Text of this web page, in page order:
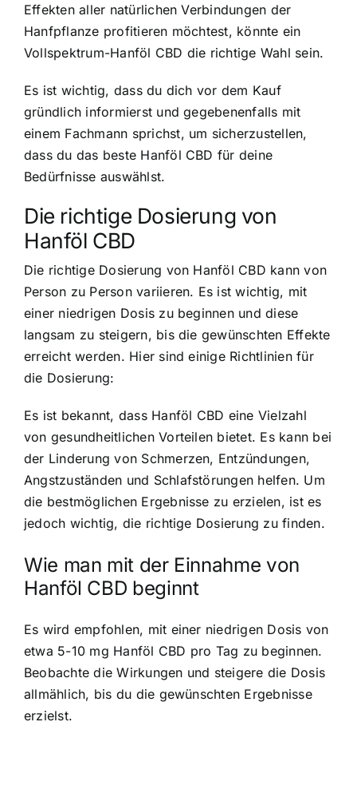
Effekten aller natürlichen Verbindungen der
Hanfpflanze profitieren möchtest, könnte ein
Vollspektrum-Hanföl CBD die richtige Wahl sein.
Es ist wichtig, dass du dich vor dem Kauf
gründlich informierst und gegebenenfalls mit
einem Fachmann sprichst, um sicherzustellen,
dass du das beste Hanföl CBD für deine
Bedürfnisse auswählst.
Die richtige Dosierung von
Hanföl CBD
Die richtige Dosierung von Hanföl CBD kann von
Person zu Person variieren. Es ist wichtig, mit
einer niedrigen Dosis zu beginnen und diese
langsam zu steigern, bis die gewünschten Effekte
erreicht werden. Hier sind einige Richtlinien für
die Dosierung:
Es ist bekannt, dass Hanföl CBD eine Vielzahl
von gesundheitlichen Vorteilen bietet. Es kann bei
der Linderung von Schmerzen, Entzündungen,
Angstzuständen und Schlafstörungen helfen. Um
die bestmöglichen Ergebnisse zu erzielen, ist es
jedoch wichtig, die richtige Dosierung zu finden.
Wie man mit der Einnahme von
Hanföl CBD beginnt
Es wird empfohlen, mit einer niedrigen Dosis von
etwa 5-10 mg Hanföl CBD pro Tag zu beginnen.
Beobachte die Wirkungen und steigere die Dosis
allmählich, bis du die gewünschten Ergebnisse
erzielst.